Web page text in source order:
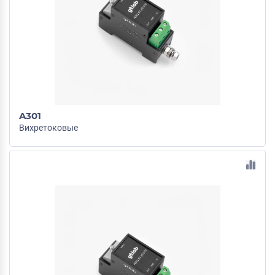
A301
Вихретоковые